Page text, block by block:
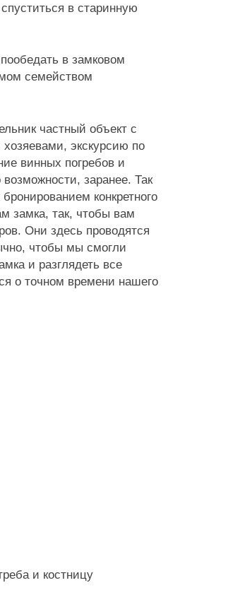
в старинную
в замковом
семейством
частный объект с
экскурсию по
винных погребов и
заранее. Так
конкретного
замка, так, чтобы вам
Они здесь проводятся
чтобы мы смогли
и разглядеть все
о точном времени нашего
и костницу